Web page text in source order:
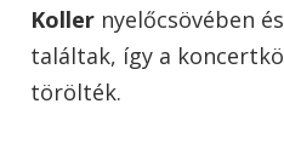
Koller nyelőcsövében
találtak, így a
törölték.